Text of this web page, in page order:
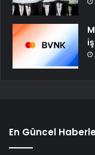
En Güncel